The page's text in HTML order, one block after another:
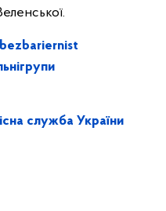
служба України